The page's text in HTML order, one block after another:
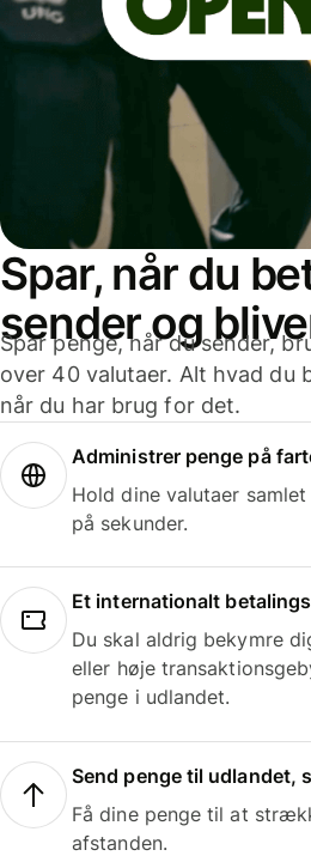
Spar, når du
sender og
Spar penge, når du sender,
over 40 valutaer. Alt hvad du
når du har brug for det.
Administrer penge på
Hold dine valutaer
på sekunder.
Et internationalt
Du skal aldrig bekymre
eller høje
penge i udlandet.
Send penge til udlandet,
Få dine penge til at
afstanden.